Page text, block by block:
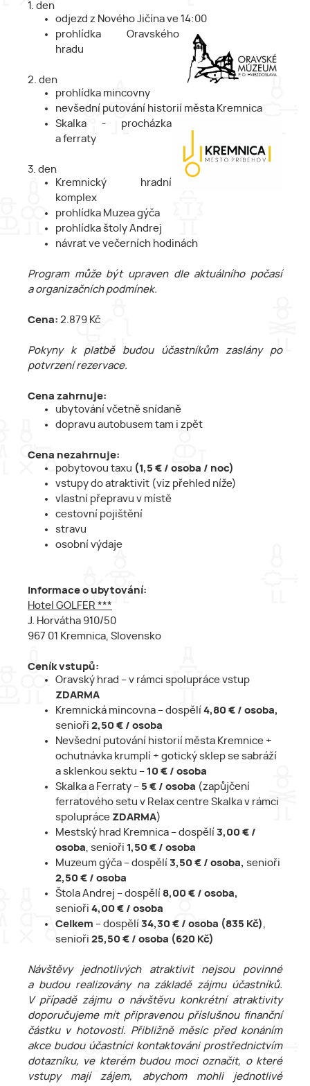
1. den
odjezd z Nového Jičína ve 14:00
prohlídka Oravského
hradu
2. den
prohlídka mincovny
nevšední putování historií města Kremnica
Skalka - procházka
a ferraty
3. den
Kremnický hradní
komplex
prohlídka Muzea gýča
prohlídka štoly Andrej
návrat ve večerních hodinách
Program může být upraven dle aktuálního počasí
a organizačních podmínek.
Cena: 2.879 Kč
Pokyny k platbě budou účastníkům zaslány po
potvrzení rezervace.
Cena zahrnuje:
ubytování včetně snídaně
dopravu autobusem tam i zpět
Cena nezahrnuje:
pobytovou taxu (1,5 € / osoba / noc)
vstupy do atraktivit (viz přehled níže)
vlastní přepravu v místě
cestovní pojištění
stravu
osobní výdaje
Informace o ubytování:
Hotel GOLFER ***
J. Horvátha 910/50
967 01 Kremnica, Slovensko
Ceník vstupů:
Oravský hrad – v rámci spolupráce vstup
ZDARMA
Kremnická mincovna – dospělí 4,80 € / osoba,
senioři 2,50 € / osoba
Nevšední putování historií města Kremnice +
ochutnávka krumplí + gotický sklep se sabráží
a sklenkou sektu – 10 € / osoba
Skalka a Ferraty – 5 € / osoba (zapůjčení
ferratového setu v Relax centre Skalka v rámci
spolupráce ZDARMA)
Mestský hrad Kremnica – dospělí 3,00 € /
osoba, senioři 1,50 € / osoba
Muzeum gýča – dospělí 3,50 € / osoba, senioři
2,50 € / osoba
Štola Andrej – dospělí 8,00 € / osoba,
senioři 4,00 € / osoba
Celkem – dospělí 34,30 € / osoba (835 Kč) ,
senioři 25,50 € / osoba (620 Kč)
Návštěvy jednotlivých atraktivit nejsou povinné
a budou realizovány na základě zájmu účastníků.
V případě zájmu o návštěvu konkrétní atraktivity
doporučujeme mít připravenou příslušnou finanční
částku v hotovosti. Přibližně měsíc před konáním
akce budou účastníci kontaktováni prostřednictvím
dotazníku, ve kterém budou moci označit, o které
vstupy mají zájem, abychom mohli jednotlivé